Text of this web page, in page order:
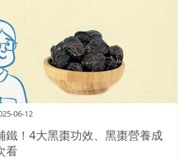
鐵！4大黑棗功效、黑棗營養成
看
06-12